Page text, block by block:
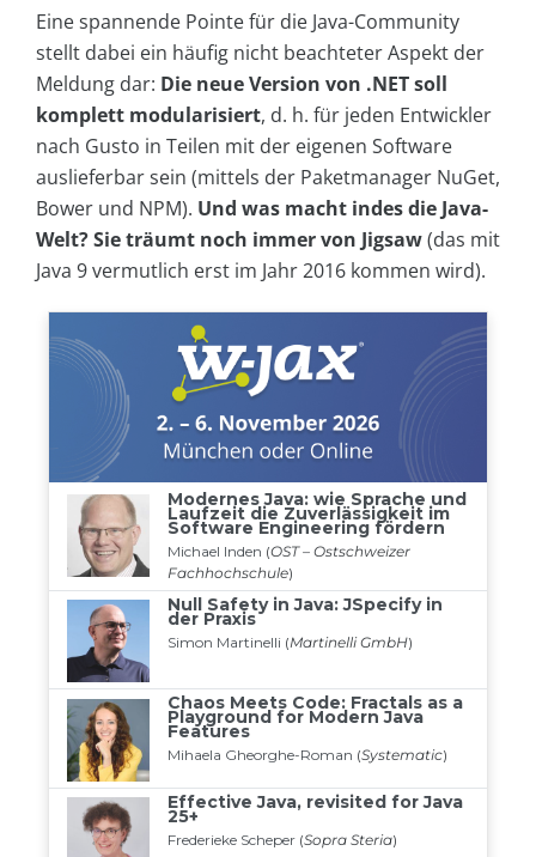
Eine spannende Pointe für die Java-Community
stellt dabei ein häufig nicht beachteter Aspekt der
Meldung dar: Die neue Version von .NET soll
komplett modularisiert, d. h. für jeden Entwickler
nach Gusto in Teilen mit der eigenen Software
auslieferbar sein (mittels der Paketmanager NuGet,
Bower und NPM). Und was macht indes die Java-
Welt? Sie träumt noch immer von Jigsaw(das mit
Java 9 vermutlich erst im Jahr 2016 kommen wird).